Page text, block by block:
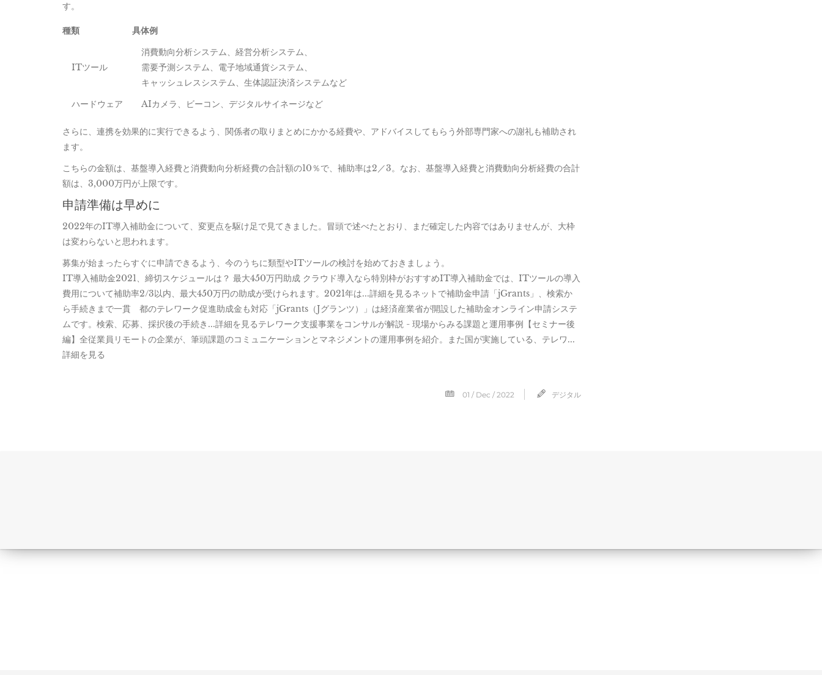
す。
種類 具体例
ITツール
消費動向分析システム、経営分析システム、
需要予測システム、電子地域通貨システム、
キャッシュレスシステム、生体認証決済システムなど
ハードウェア
AIカメラ、ビーコン、デジタルサイネージなど
さらに、連携を効果的に実行できるよう、関係者の取りまとめにかかる経費や、アドバイスしてもらう外部専門家への謝礼も補助され
ます。
こちらの金額は、基盤導入経費と消費動向分析経費の合計額の10％で、補助率は2／3。なお、基盤導入経費と消費動向分析経費の合計
額は、3,000万円が上限です。
申請準備は早めに
2022年のIT導入補助金について、変更点を駆け足で見てきました。冒頭で述べたとおり、まだ確定した内容ではありませんが、大枠
は変わらないと思われます。
募集が始まったらすぐに申請できるよう、今のうちに類型やITツールの検討を始めておきましょう。
IT導入補助金2021、締切スケジュールは？ 最大450万円助成 クラウド導入なら特別枠がおすすめIT導入補助金では、ITツールの導入
費用について補助率2/3以内、最大450万円の助成が受けられます。2021年は...詳細を見るネットで補助金申請「jGrants」、検索か
ら手続きまで一貫 都のテレワーク促進助成金も対応「jGrants（Jグランツ）」は経済産業省が開設した補助金オンライン申請システ
ムです。検索、応募、採択後の手続き...詳細を見るテレワーク支援事業をコンサルが解説 - 現場からみる課題と運用事例【セミナー後
編】全従業員リモートの企業が、筆頭課題のコミュニケーションとマネジメントの運用事例を紹介。また国が実施している、テレワ...
詳細を見る
01 / Dec / 2022 デジタル